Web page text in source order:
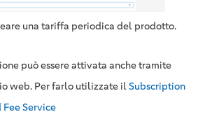
una tariffa periodica del prodotto.
può essere attivata anche tramite
web. Per farlo utilizzate ilSubscription
Service